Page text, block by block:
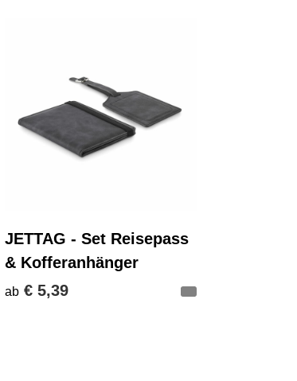
JETTAG - Set Reisepass
& Kofferanhänger
ab € 5,39